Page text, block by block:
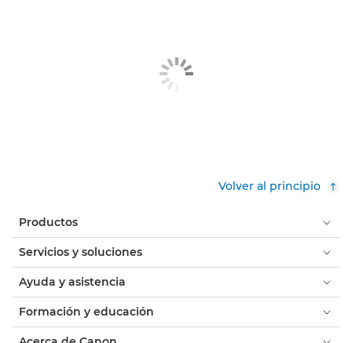
Volver al principio
Productos
Servicios y soluciones
Ayuda y asistencia
Formación y educación